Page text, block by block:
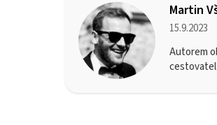
Martin
15.9.2023
Autorem